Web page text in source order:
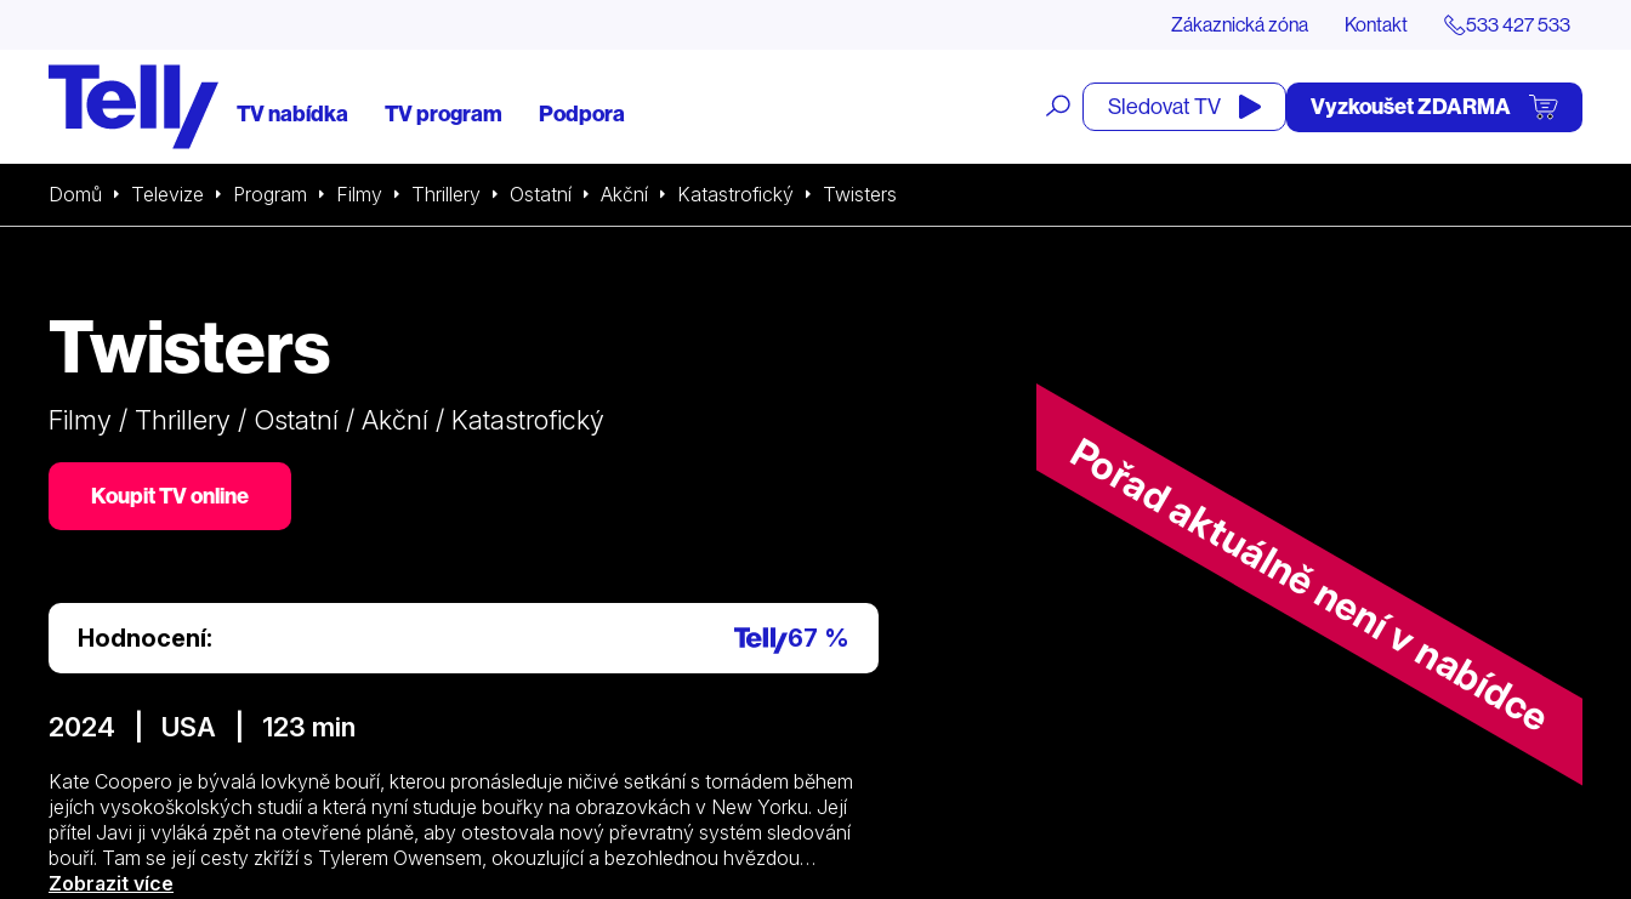
Zákaznická zóna Kontakt 533 427 533
TV nabídka TV program Podpora
Otevřít
vyhledávání
Sledovat TV Vyzkoušet ZDARMA
Domů Televize Program Filmy Thrillery Ostatní Akční Katastrofický Twisters
Pořad aktuálně není v nabídce
Twisters
Filmy / Thrillery / Ostatní / Akční / Katastrofický
Koupit TV online
Hodnocení: 67 %
2024 | USA | 123 min
Kate Coopero je bývalá lovkyně bouří, kterou pronásleduje ničivé setkání s tornádem během
jejích vysokoškolských studií a která nyní studuje bouřky na obrazovkách v New Yorku. Její
přítel Javi ji vyláká zpět na otevřené pláně, aby otestovala nový převratný systém sledování
bouří. Tam se její cesty zkříží s Tylerem Owensem, okouzlující a bezohlednou hvězdou
sociálních médií, která se vyžívá ve zveřejňování svých dobrodružství při honbě za bouřkami
Zobrazit více